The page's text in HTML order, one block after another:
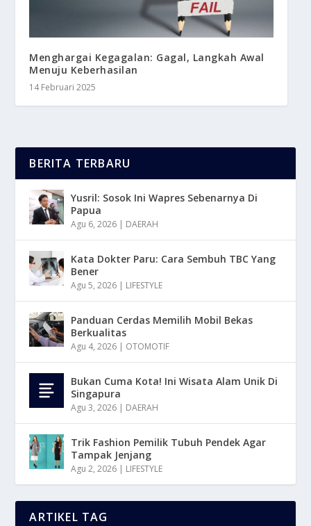
Menghargai Kegagalan: Gagal, Langkah Awal
Menuju Keberhasilan
14 Februari 2025
BERITA TERBARU
Yusril: Sosok Ini Wapres Sebenarnya Di
Papua
Agu 6, 2026 DAERAH
Kata Dokter Paru: Cara Sembuh TBC Yang
Bener
Agu 5, 2026 LIFESTYLE
Panduan Cerdas Memilih Mobil Bekas
Berkualitas
Agu 4, 2026 OTOMOTIF
Bukan Cuma Kota! Ini Wisata Alam Unik Di
Singapura
Agu 3, 2026 DAERAH
Trik Fashion Pemilik Tubuh Pendek Agar
Tampak Jenjang
Agu 2, 2026 LIFESTYLE
ARTIKEL TAG